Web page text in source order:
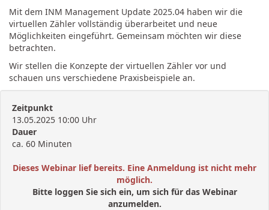
Mit dem INM Management Update 2025.04 haben wir die
virtuellen Zähler vollständig überarbeitet und neue
Möglichkeiten eingeführt. Gemeinsam möchten wir diese
betrachten.
Wir stellen die Konzepte der virtuellen Zähler vor und
schauen uns verschiedene Praxisbeispiele an.
Zeitpunkt
13.05.2025 10:00 Uhr
Dauer
ca. 60 Minuten
Dieses Webinar lief bereits. Eine Anmeldung ist nicht mehr
möglich.
Bitte loggen Sie sich ein, um sich für das Webinar
anzumelden.